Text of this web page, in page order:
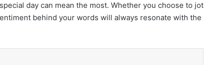
day can mean the most. Whether you choose to jot
behind your words will always resonate with the